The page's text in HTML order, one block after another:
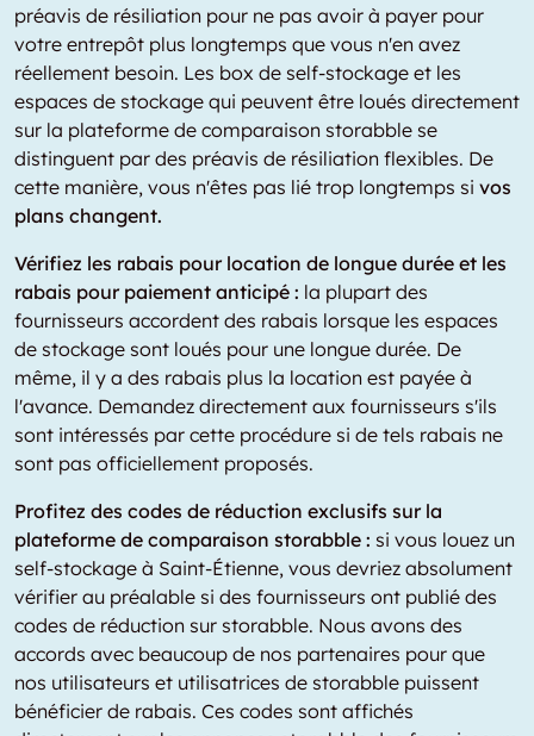
préavis de résiliation pour ne pas avoir à payer pour
votre entrepôt plus longtemps que vous n'en avez
réellement besoin. Les box de self-stockage et les
espaces de stockage qui peuvent être loués directement
sur la plateforme de comparaison storabble se
distinguent par des préavis de résiliation flexibles. De
cette manière, vous n'êtes pas lié trop longtemps si vos
plans changent.
Vérifiez les rabais pour location de longue durée et les
rabais pour paiement anticipé : la plupart des
fournisseurs accordent des rabais lorsque les espaces
de stockage sont loués pour une longue durée. De
même, il y a des rabais plus la location est payée à
l'avance. Demandez directement aux fournisseurs s'ils
sont intéressés par cette procédure si de tels rabais ne
sont pas officiellement proposés.
Profitez des codes de réduction exclusifs sur la
plateforme de comparaison storabble : si vous louez un
self-stockage à Saint-Étienne, vous devriez absolument
vérifier au préalable si des fournisseurs ont publié des
codes de réduction sur storabble. Nous avons des
accords avec beaucoup de nos partenaires pour que
nos utilisateurs et utilisatrices de storabble puissent
bénéficier de rabais. Ces codes sont affichés